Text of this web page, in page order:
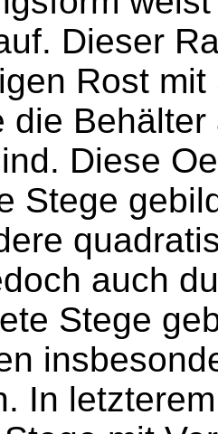
Dieser
Rost
die
Diese
Stege
auch
Stege
In